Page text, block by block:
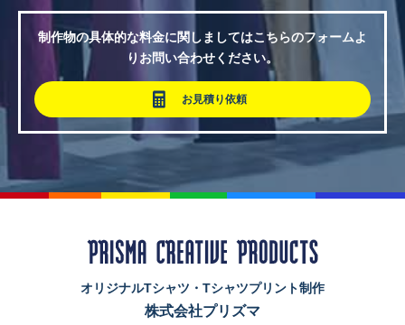
制作物の具体的な料金に関しましてはこちらのフォームよ
りお問い合わせください。
お見積り依頼
オリジナルTシャツ・Tシャツプリント制作
株式会社プリズマ